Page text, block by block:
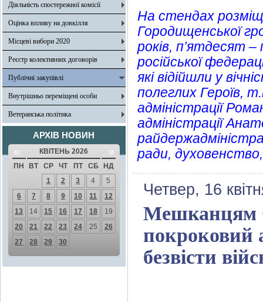
Діяльність спостережної комісії
Оцінка впливу на довкілля
Місцеві вибори 2020
Реєстр колективних договорів
Публічні закупівлі
Внутрішньо переміщені особи
Ветеранська політика
АРХІВ НОВИН
« КВІТЕНЬ 2026 »
ПН ВТ СР ЧТ ПТ СБ
НД
1
2 3 4
5
6
7 8 9 10 11
12
13
14 15 16 17 18
19
20
21 22 23 24 25
26
27
28 29 30
На стендах
Городищенської
років, п’ятдесят
російської
які відійшли у
полеглих Героїв,
адміністрації
адміністрації
ради,
Четвер, 16
Мешканцям
покроковий
безвісти